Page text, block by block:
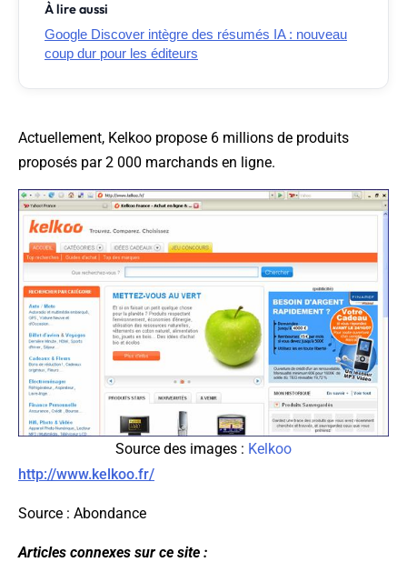
À lire aussi
Google Discover intègre des résumés IA : nouveau
coup dur pour les éditeurs
Actuellement, Kelkoo propose 6 millions de produits
proposés par 2 000 marchands en ligne.
Source des images : Kelkoo
http://www.kelkoo.fr/
Source : Abondance
Articles connexes sur ce site :